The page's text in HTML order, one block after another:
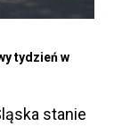
tydzień w
stanie